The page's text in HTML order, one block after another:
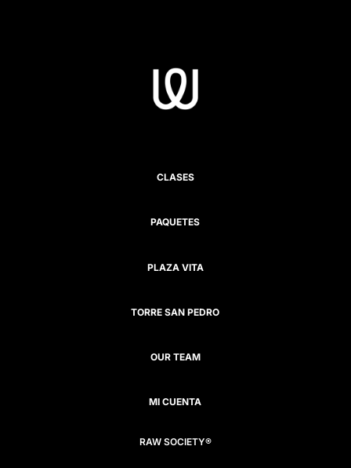
CLASES
PAQUETES
PLAZA VITA
TORRE SAN PEDRO
OUR TEAM
MI CUENTA
RAW SOCIETY®